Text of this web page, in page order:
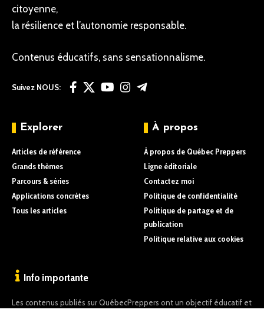
citoyenne,
la résilience et l’autonomie responsable.
Contenus éducatifs, sans sensationnalisme.
Suivez NOUS:
Explorer
Articles de référence
Grands thèmes
Parcours & séries
Applications concrètes
Tous les articles
À propos
À propos de Québec Preppers
Ligne éditoriale
Contactez moi
Politique de confidentialité
Politique de partage et de
publication
Politique relative aux cookies
Info importante
Les contenus publiés sur QuébecPreppers ont un objectif éducatif et